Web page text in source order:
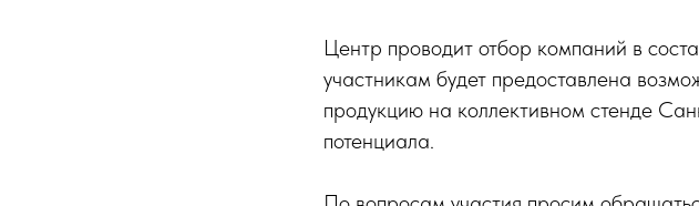
Центр проводит отбор компаний в
участникам будет предоставлена
продукцию на коллективном стенде
потенциала.